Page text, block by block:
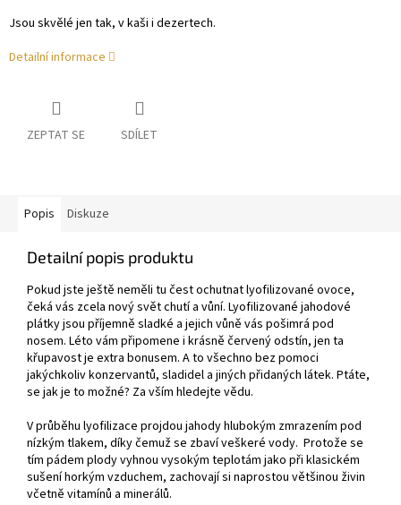
Jsou skvělé jen tak, v kaši i dezertech.
Detailní informace
ZEPTAT SE SDÍLET
Popis Diskuze
Detailní popis produktu
Pokud jste ještě neměli tu čest ochutnat lyofilizované ovoce,
čeká vás zcela nový svět chutí a vůní. Lyofilizované jahodové
plátky jsou příjemně sladké a jejich vůně vás pošimrá pod
nosem. Léto vám připomene i krásně červený odstín, jen ta
křupavost je extra bonusem. A to všechno bez pomoci
jakýchkoliv konzervantů, sladidel a jiných přidaných látek. Ptáte,
se jak je to možné? Za vším hledejte vědu.
V průběhu lyofilizace projdou jahody hlubokým zmrazením pod
nízkým tlakem, díky čemuž se zbaví veškeré vody. Protože se
tím pádem plody vyhnou vysokým teplotám jako při klasickém
sušení horkým vzduchem, zachovají si naprostou většinou živin
včetně vitamínů a minerálů.